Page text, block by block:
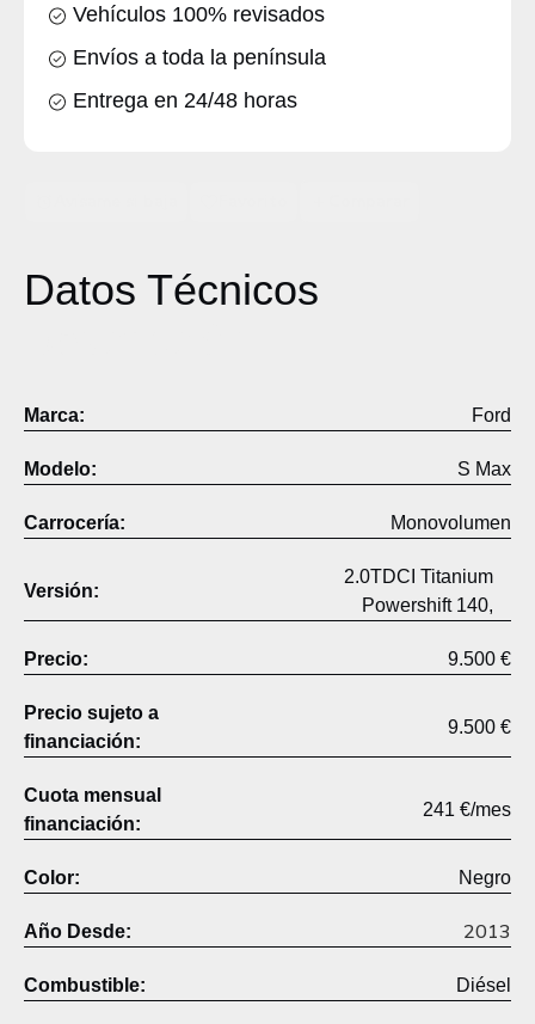
Vehículos 100% revisados
Envíos a toda la península
Entrega en 24/48 horas
Datos Técnicos
Marca: Ford
Modelo: S Max
Carrocería: Monovolumen
Versión:
2.0TDCI Titanium
Powershift 140,
Precio: 9.500 €
Precio sujeto a
financiación:
9.500 €
Cuota mensual
financiación:
241 €/mes
Color: Negro
Año Desde: 2013
Combustible: Diésel